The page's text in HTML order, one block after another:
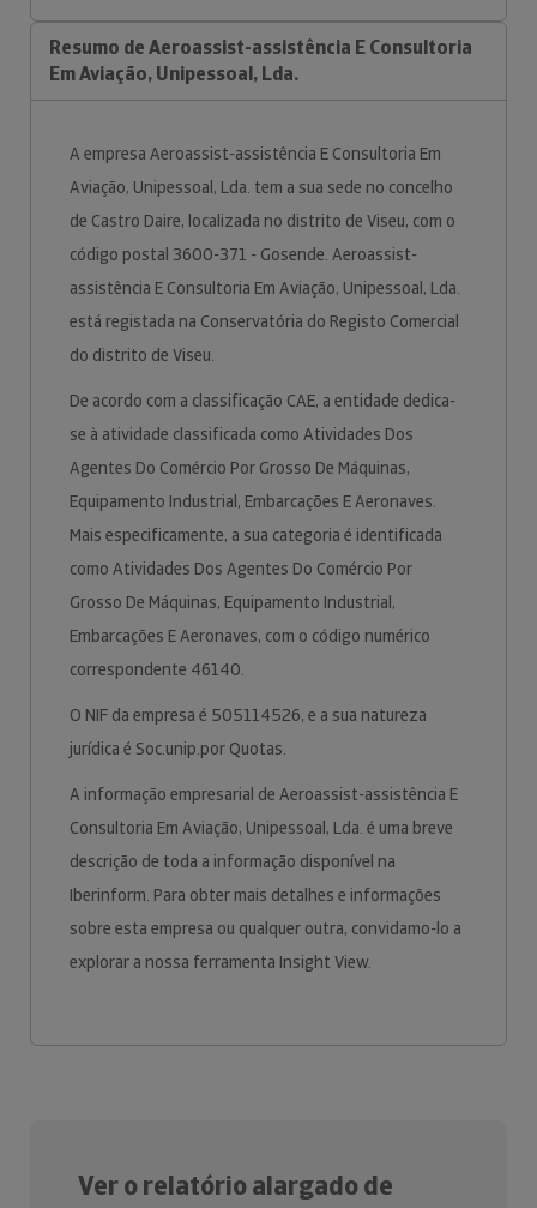
Resumo de Aeroassist-assistência E Consultoria
Em Aviação, Unipessoal, Lda.
A empresa Aeroassist-assistência E Consultoria Em
Aviação, Unipessoal, Lda. tem a sua sede no concelho
de Castro Daire, localizada no distrito de Viseu, com o
código postal 3600-371 - Gosende. Aeroassist-
assistência E Consultoria Em Aviação, Unipessoal, Lda.
está registada na Conservatória do Registo Comercial
do distrito de Viseu.
De acordo com a classificação CAE, a entidade dedica-
se à atividade classificada como Atividades Dos
Agentes Do Comércio Por Grosso De Máquinas,
Equipamento Industrial, Embarcações E Aeronaves.
Mais especificamente, a sua categoria é identificada
como Atividades Dos Agentes Do Comércio Por
Grosso De Máquinas, Equipamento Industrial,
Embarcações E Aeronaves, com o código numérico
correspondente 46140.
O NIF da empresa é 505114526, e a sua natureza
jurídica é Soc.unip.por Quotas.
A informação empresarial de Aeroassist-assistência E
Consultoria Em Aviação, Unipessoal, Lda. é uma breve
descrição de toda a informação disponível na
Iberinform. Para obter mais detalhes e informações
sobre esta empresa ou qualquer outra, convidamo-lo a
explorar a nossa ferramenta Insight View.
Ver o relatório alargado de